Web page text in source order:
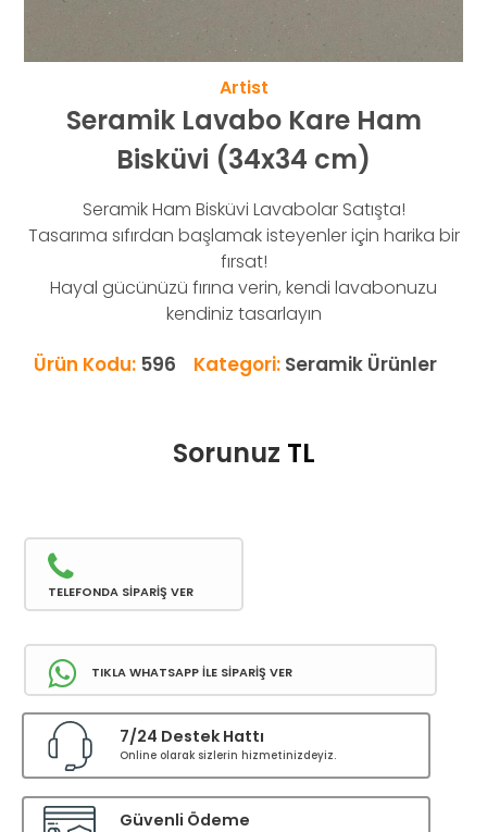
Artist
Seramik Lavabo Kare Ham
Bisküvi (34x34 cm)
Seramik Ham Bisküvi Lavabolar Satışta!
Tasarıma sıfırdan başlamak isteyenler için harika bir
fırsat!
Hayal gücünüzü fırına verin, kendi lavabonuzu
kendiniz tasarlayın
Ürün Kodu: 596 Kategori: Seramik Ürünler
Sorunuz TL
TELEFONDA SİPARİŞ VER
TIKLA WHATSAPP İLE SİPARİŞ VER
7/24 Destek Hattı
Online olarak sizlerin hizmetinizdeyiz.
Güvenli Ödeme